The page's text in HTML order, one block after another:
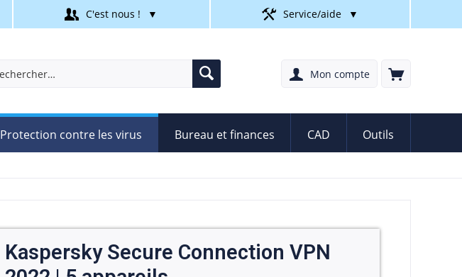
C'est nous ! ▼ Service/aide ▼
Mon compte
Protection contre les virus Bureau et finances CAD Outils
Kaspersky Secure Connection VPN